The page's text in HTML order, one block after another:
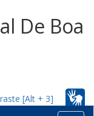
De Boa
[Alt + 3]